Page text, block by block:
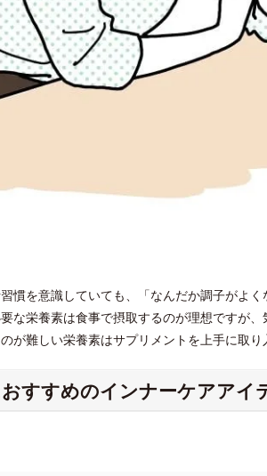
慣を意識していても、「なんだか調子がよ
な栄養素は食事で摂取するのが理想ですが
が難しい栄養素はサプリメントを上手に取り
すすめのインナーケアアイ